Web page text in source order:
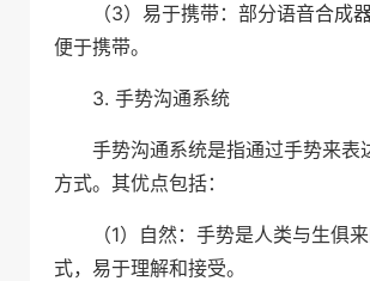
（3）易于携带：部分语音合成
便于携带。
3. 手势沟通系统
手势沟通系统是指通过手势来表
方式。其优点包括：
（1）自然：手势是人类与生俱
式，易于理解和接受。